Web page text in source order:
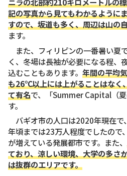
記の写真から見てもわかるように
すので、坂道も多く、周辺は山の
ます。
また、フィリピンの一番暑い夏
く、冬場は長袖が必要になる程、
込むこともあります。 年間の平均
も26℃以上には上がることはなく
て有名で、「Summer Capital（
す。
バギオ市の人口は2020年現在
年頃までは23万人程度でしたので
が増えている発展都市です。また、
ており、涼しい環境、大学の多さ
は抜群のエリアです。